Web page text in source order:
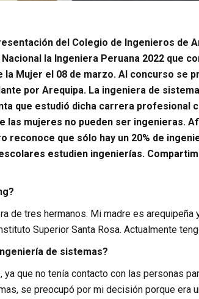
del Colegio de Ingenieros de
la Ingeniera Peruana 2022 que
Mujer el 08 de marzo. Al concurso se
por Arequipa. La ingeniera de
que estudió dicha carrera profesional
las mujeres no pueden ser ingenieras.
reconoce que sólo hay un 20% de
estudien ingenierías.
de tres hermanos. Mi madre es arequipeña
Superior Santa Rosa. Actualmente
de sistemas?
que no tenía contacto con las personas
se preocupó por mi decisión porque era